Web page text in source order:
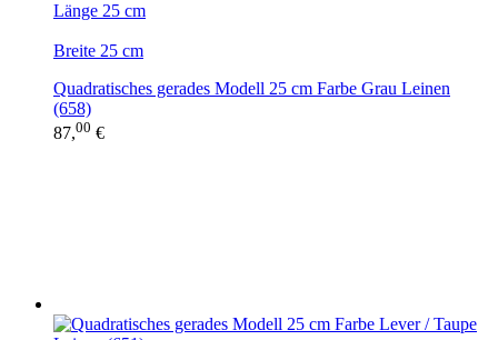
Länge 25 cm
Breite 25 cm
Quadratisches gerades Modell 25 cm Farbe Grau Leinen
(658)
87,00 €